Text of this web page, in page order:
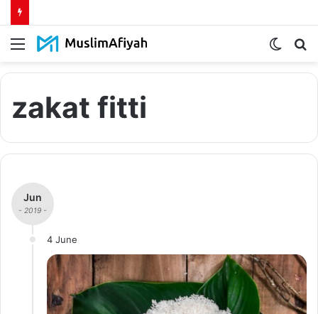
Menu
Switch
zakat fitti
Jun
- 2019 -
4 June